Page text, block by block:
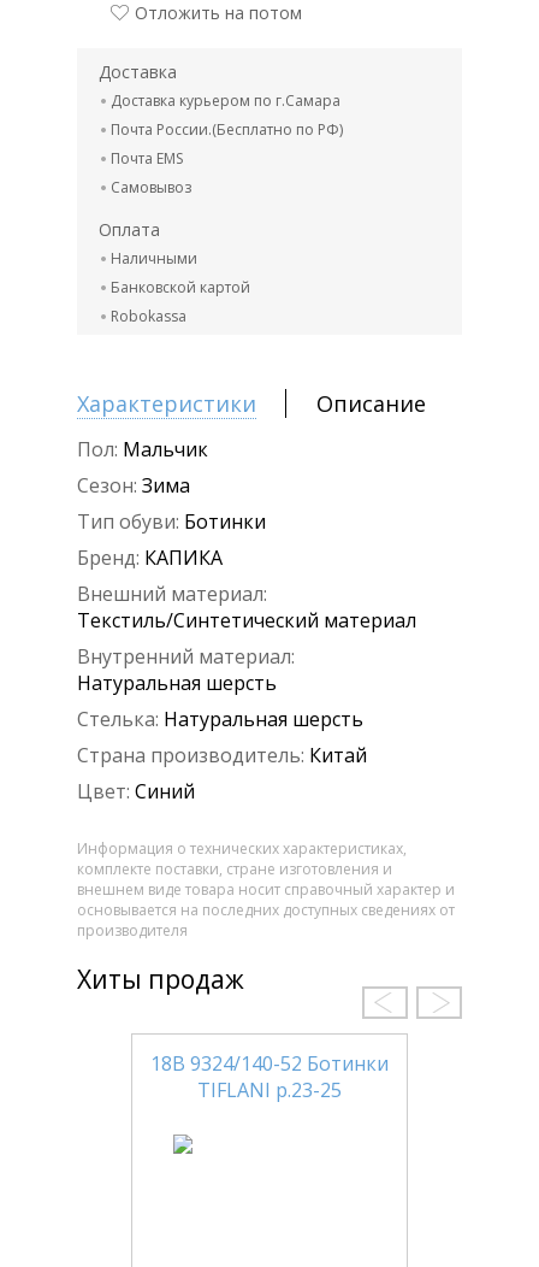
Отложить на потом
Доставка
Доставка курьером по г.Самара
Почта России.(Бесплатно по РФ)
Почта EMS
Самовывоз
Оплата
Наличными
Банковской картой
Robokassa
Характеристики Описание
Пол: Мальчик
Сезон: Зима
Тип обуви: Ботинки
Бренд: КАПИКА
Внешний материал:
Текстиль/Синтетический материал
Внутренний материал:
Натуральная шерсть
Стелька: Натуральная шерсть
Страна производитель: Китай
Цвет: Синий
Информация о технических характеристиках,
комплекте поставки, стране изготовления и
внешнем виде товара носит справочный характер и
основывается на последних доступных сведениях от
производителя
Хиты продаж
18В 9324/140-52 Ботинки
TIFLANI р.23-25